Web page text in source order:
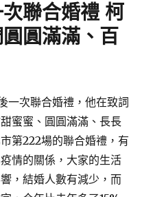
聯合婚禮 柯
圓滿滿、百
一次聯合婚禮，他在致詞
蜜蜜、圓圓滿滿、長長
第222場的聯合婚禮，有
情的關係，大家的生活
，結婚人數有減少，而